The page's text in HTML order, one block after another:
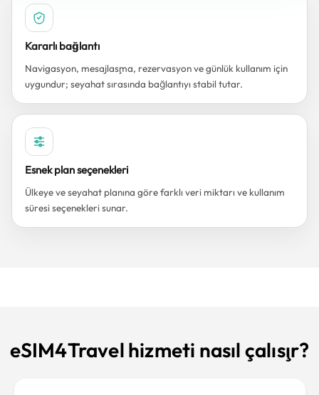
Kararlı bağlantı
Navigasyon, mesajlaşma, rezervasyon ve günlük kullanım için
uygundur; seyahat sırasında bağlantıyı stabil tutar.
Esnek plan seçenekleri
Ülkeye ve seyahat planına göre farklı veri miktarı ve kullanım
süresi seçenekleri sunar.
eSIM4Travel hizmeti nasıl çalışır?